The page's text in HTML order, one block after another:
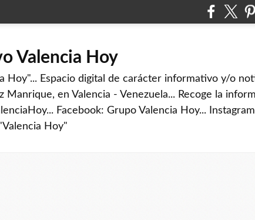
Valencia Hoy
Hoy"... Espacio digital de carácter informativo y/o
Manrique, en Valencia - Venezuela... Recoge la
Facebook: Grupo Valencia Hoy...
Hoy"